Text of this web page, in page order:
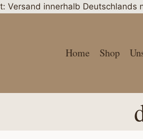
Versand innerhalb Deutschlands
Home Shop